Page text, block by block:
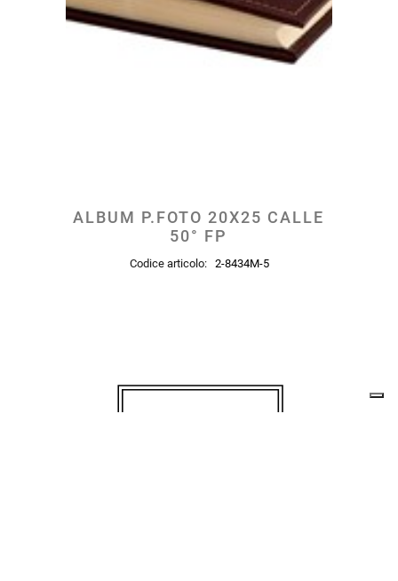
ALBUM P.FOTO 20X25 CALLE
50° FP
Codice articolo: 2-8434M-5